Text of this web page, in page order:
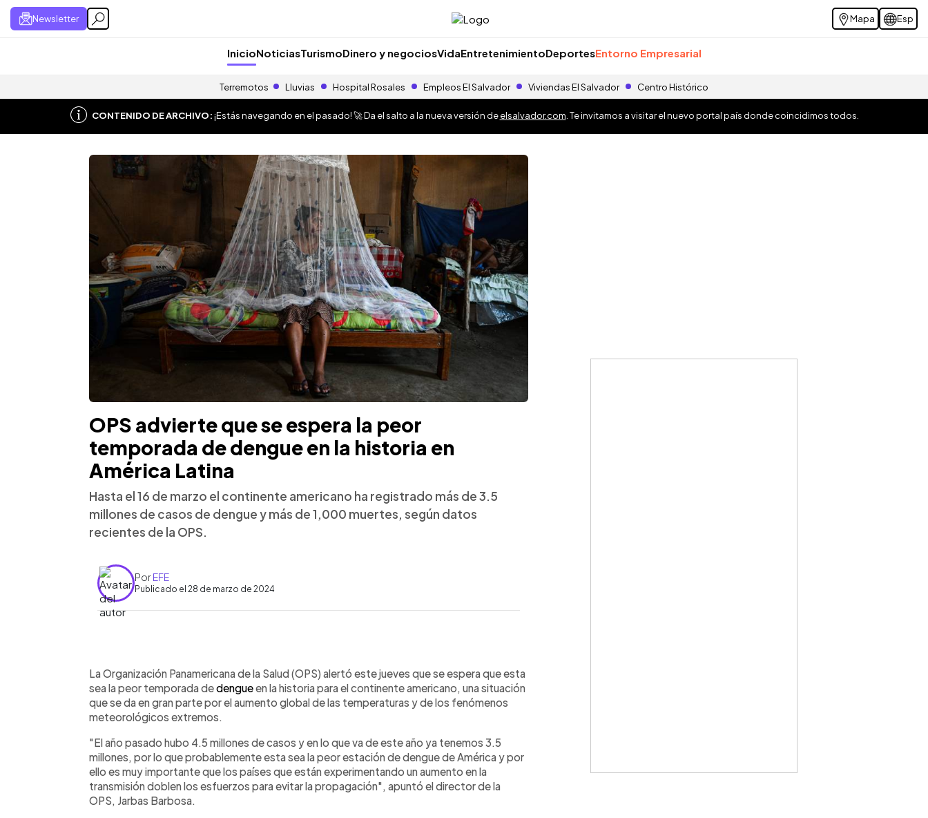
Newsletter Mapa Esp
InicioNoticiasTurismoDinero y negociosVidaEntretenimientoDeportesEntorno Empresarial
Terremotos Lluvias Hospital Rosales Empleos El Salvador Viviendas El Salvador Centro Histórico
CONTENIDO DE ARCHIVO:¡Estás navegando en el pasado! 🚀 Da el salto a la nueva versión deelsalvador.com . Te invitamos a visitar el nuevo portal país donde coincidimos todos.
OPS advierte que se espera la peor
temporada de dengue en la historia en
América Latina
Hasta el 16 de marzo el continente americano ha registrado más de 3.5
millones de casos de dengue y más de 1,000 muertes, según datos
recientes de la OPS.
PorEFE
Publicado el 28 de marzo de 2024
► Escuchar artículo
La Organización Panamericana de la Salud (OPS) alertó este jueves que se espera que esta
sea la peor temporada dedengueen la historia para el continente americano, una situación
que se da en gran parte por el aumento global de las temperaturas y de los fenómenos
meteorológicos extremos.
"El año pasado hubo 4.5 millones de casos y en lo que va de este año ya tenemos 3.5
millones, por lo que probablemente esta sea la peor estación de dengue de América y por
ello es muy importante que los países que están experimentando un aumento en la
transmisión doblen los esfuerzos para evitar la propagación", apuntó el director de la
OPS, Jarbas Barbosa.